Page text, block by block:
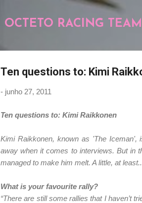
OCTETO RACING TEAM
Ten questions to: Kimi
- junho 27, 2011
Ten questions to: Kimi Raikkonen
Kimi Raikkonen, known as 'The Iceman',
away when it comes to interviews. But in
managed to make him melt. A little, at
What is your favourite rally?
“There are still some rallies that I haven’t